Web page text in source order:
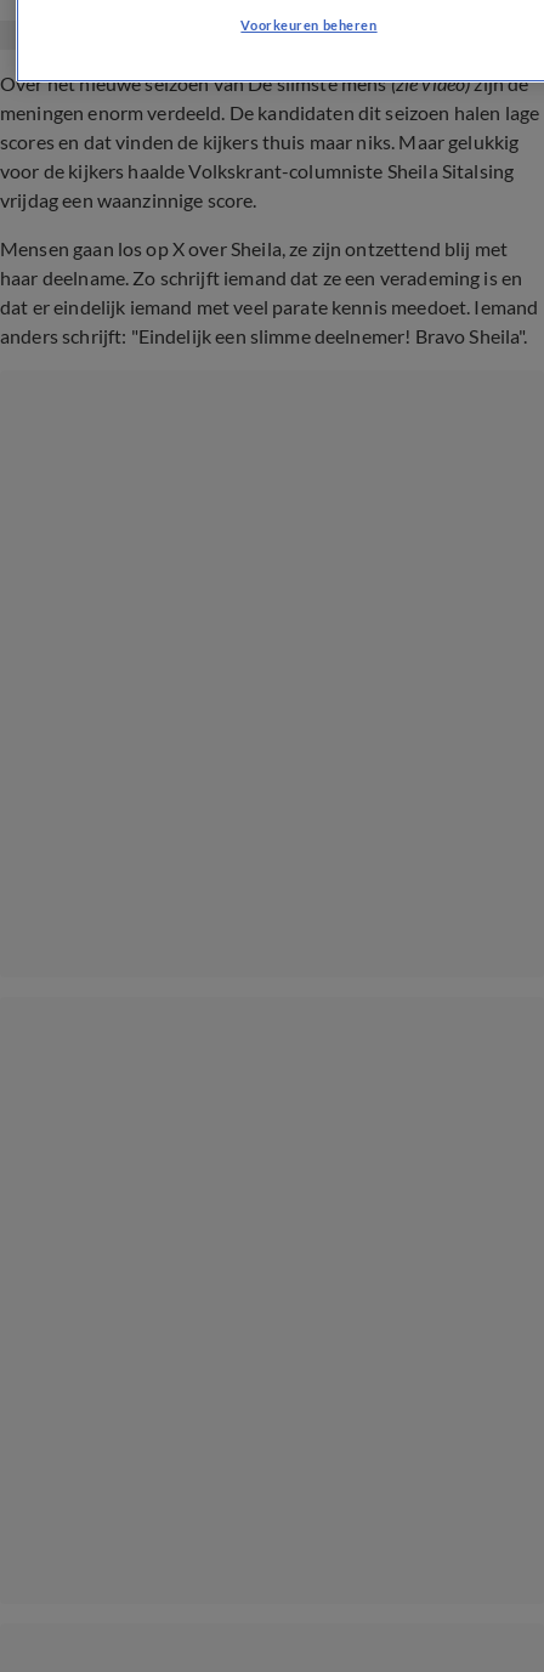
Over het nieuwe seizoen van De slimste mens(zie video)zijn de
meningen enorm verdeeld. De kandidaten dit seizoen halen lage
scores en dat vinden de kijkers thuis maar niks. Maar gelukkig
voor de kijkers haalde Volkskrant-columniste Sheila Sitalsing
vrijdag een waanzinnige score.
Mensen gaan los op X over Sheila, ze zijn ontzettend blij met
haar deelname. Zo schrijft iemand dat ze een verademing is en
dat er eindelijk iemand met veel parate kennis meedoet. Iemand
anders schrijft: "Eindelijk een slimme deelnemer! Bravo Sheila".
Voorkeuren beheren